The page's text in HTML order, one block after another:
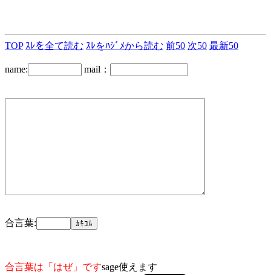
TOP ｽﾚを全て読む ｽﾚをﾊｼﾞﾒから読む 前50 次50 最新50
name: mail：
合言葉:
合言葉は「はぜ」ですsage使えます